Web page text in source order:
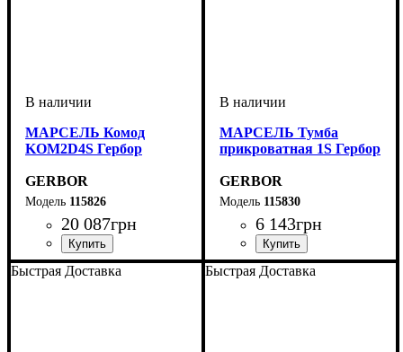
МАРСЕЛЬ Комод
KOM2D4S Гербор
GERBOR
115826
20 087грн
ширина, мм: 166,5
высота, мм: 89,5
глубина, мм: 45,5
МАРСЕЛЬ Тумба
прикроватная 1S Гербор
GERBOR
115830
6 143грн
ширина, мм: 55
высота, мм: 50
глубина, мм: 40
Быстрая Доставка Быстрая Доставка